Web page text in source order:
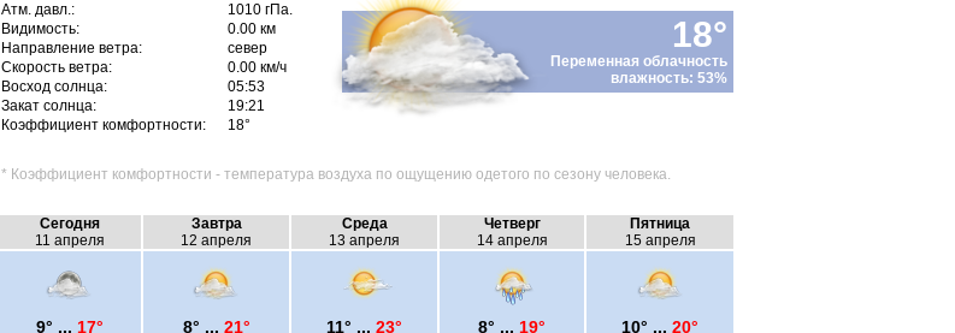
18°
Переменная облачность
влажность: 53%
Атм. давл.:
1010 гПа.
Видимость:
0.00 км
Направление ветра:
север
Скорость ветра:
0.00 км/ч
Восход солнца:
05:53
Закат солнца:
19:21
Коэффициент комфортности:
18°
* Коэффициент комфортности - температура воздуха по ощущению одетого по сезону человека.
Сегодня
11 апреля
Завтра
12 апреля
Среда
13 апреля
Четверг
14 апреля
Пятница
15 апреля
9° ... 17° 8° ... 21° 11° ... 23° 8° ... 19° 10° ... 20°